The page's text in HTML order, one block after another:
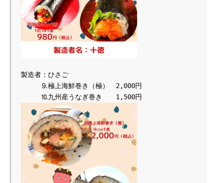
製造者：ひさご
⒐極上海鮮巻き（極）　2,000円